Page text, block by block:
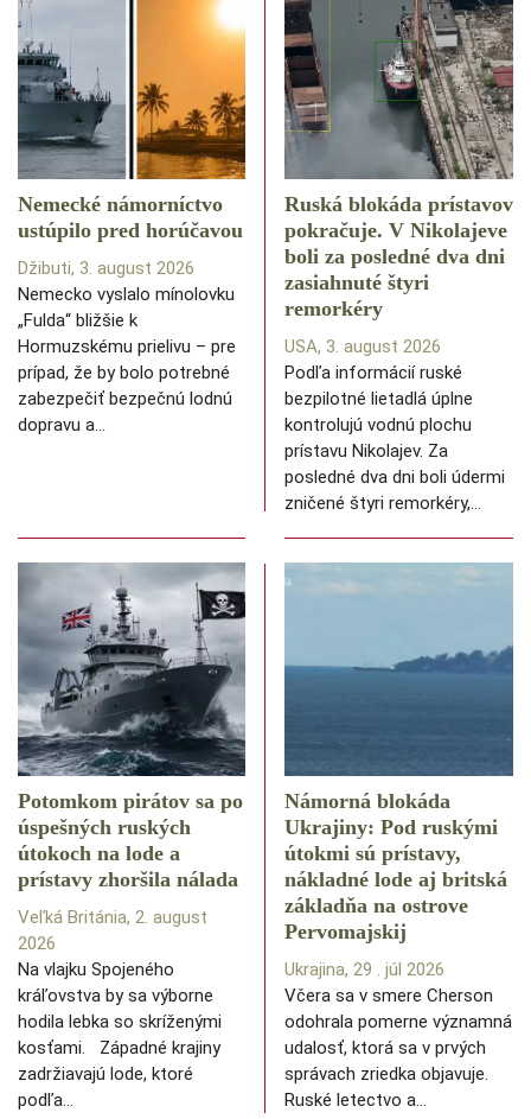
Nemecké námorníctvo
ustúpilo pred horúčavou
Džibuti, 3. august 2026
Nemecko vyslalo mínolovku
„Fulda“ bližšie k
Hormuzskému prielivu – pre
prípad, že by bolo potrebné
zabezpečiť bezpečnú lodnú
dopravu a…
Ruská blokáda prístavov
pokračuje. V Nikolajeve
boli za posledné dva dni
zasiahnuté štyri
remorkéry
USA, 3. august 2026
Podľa informácií ruské
bezpilotné lietadlá úplne
kontrolujú vodnú plochu
prístavu Nikolajev. Za
posledné dva dni boli údermi
zničené štyri remorkéry,…
Potomkom pirátov sa po
úspešných ruských
útokoch na lode a
prístavy zhoršila nálada
Veľká Británia, 2. august
2026
Na vlajku Spojeného
kráľovstva by sa výborne
hodila lebka so skríženými
kosťami. Západné krajiny
zadržiavajú lode, ktoré
podľa…
Námorná blokáda
Ukrajiny: Pod ruskými
útokmi sú prístavy,
nákladné lode aj britská
základňa na ostrove
Pervomajskij
Ukrajina, 29 . júl 2026
Včera sa v smere Cherson
odohrala pomerne významná
udalosť, ktorá sa v prvých
správach zriedka objavuje.
Ruské letectvo a…